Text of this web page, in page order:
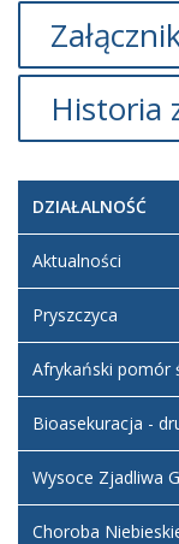
Tytuł
157458 na
stanowisko
Głównego
Księgowego w
Weterynarii w
Oleśnie
Historia
Artykuł został
utworzony.
Dodane
załączniki
Ogłoszenie
stanowisko
Głównego
Księgowego
w
Weterynarii
DZIAŁALNOŚĆ
Aktualności
Pryszczyca
Afrykański pomór
Bioasekuracja -
Wysoce Zjadliwa
Choroba